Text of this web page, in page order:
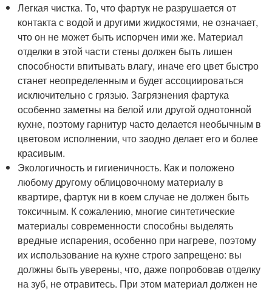
Легкая чистка. То, что фартук не разрушается от
контакта с водой и другими жидкостями, не означает,
что он не может быть испорчен ими же. Материал
отделки в этой части стены должен быть лишен
способности впитывать влагу, иначе его цвет быстро
станет неопределенным и будет ассоциироваться
исключительно с грязью. Загрязнения фартука
особенно заметны на белой или другой однотонной
кухне, поэтому гарнитур часто делается необычным в
цветовом исполнении, что заодно делает его и более
красивым.
Экологичность и гигиеничность. Как и положено
любому другому облицовочному материалу в
квартире, фартук ни в коем случае не должен быть
токсичным. К сожалению, многие синтетические
материалы современности способны выделять
вредные испарения, особенно при нагреве, поэтому
их использование на кухне строго запрещено: вы
должны быть уверены, что, даже попробовав отделку
на зуб, не отравитесь. При этом материал должен не